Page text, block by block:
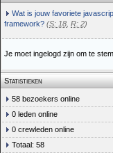
Wat is jouw favoriete
framework? (S: 18 R: 2)
Je moet ingelogd zijn om te
Statistieken
58 bezoekers online
0 leden online
0 crewleden online
Totaal: 58